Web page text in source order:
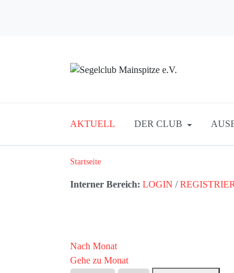
AKTUELL DER CLUB
Startseite
Interner Bereich: LOGIN /
Nach Monat
Gehe zu Monat